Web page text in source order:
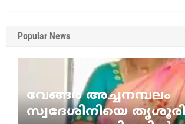
Popular News
വേങ്ങര അച്ചനമ്പലം
സ്വദേശിനിയെ